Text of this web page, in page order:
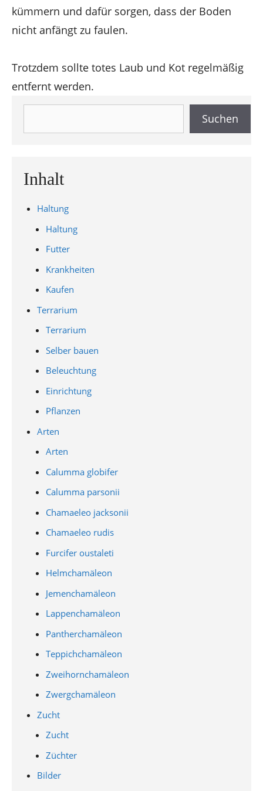
kümmern und dafür sorgen, dass der Boden
nicht anfängt zu faulen.
Trotzdem sollte totes Laub und Kot regelmäßig
entfernt werden.
Suchen
Inhalt
Haltung
Haltung
Futter
Krankheiten
Kaufen
Terrarium
Terrarium
Selber bauen
Beleuchtung
Einrichtung
Pflanzen
Arten
Arten
Calumma globifer
Calumma parsonii
Chamaeleo jacksonii
Chamaeleo rudis
Furcifer oustaleti
Helmchamäleon
Jemenchamäleon
Lappenchamäleon
Pantherchamäleon
Teppichchamäleon
Zweihornchamäleon
Zwergchamäleon
Zucht
Zucht
Züchter
Bilder